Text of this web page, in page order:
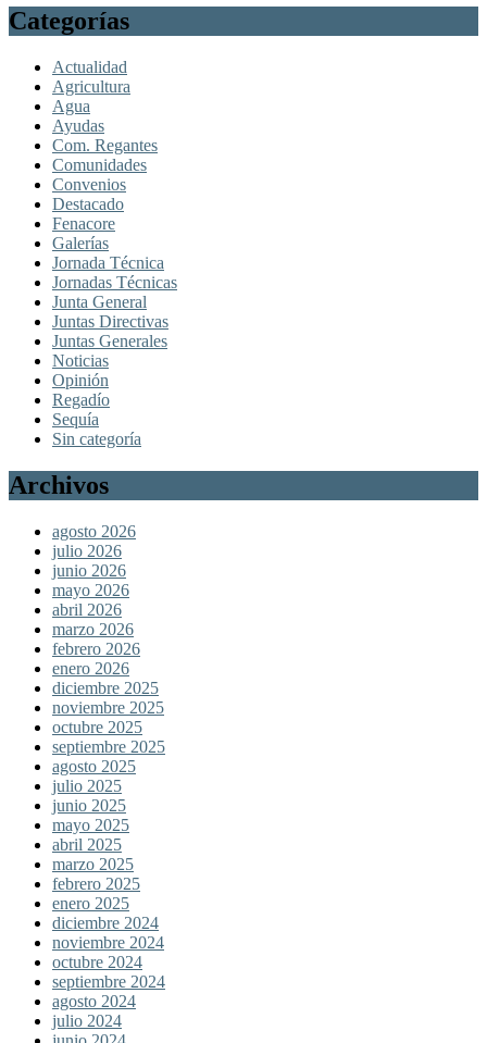
Categorías
Actualidad
Agricultura
Agua
Ayudas
Com. Regantes
Comunidades
Convenios
Destacado
Fenacore
Galerías
Jornada Técnica
Jornadas Técnicas
Junta General
Juntas Directivas
Juntas Generales
Noticias
Opinión
Regadío
Sequía
Sin categoría
Archivos
agosto 2026
julio 2026
junio 2026
mayo 2026
abril 2026
marzo 2026
febrero 2026
enero 2026
diciembre 2025
noviembre 2025
octubre 2025
septiembre 2025
agosto 2025
julio 2025
junio 2025
mayo 2025
abril 2025
marzo 2025
febrero 2025
enero 2025
diciembre 2024
noviembre 2024
octubre 2024
septiembre 2024
agosto 2024
julio 2024